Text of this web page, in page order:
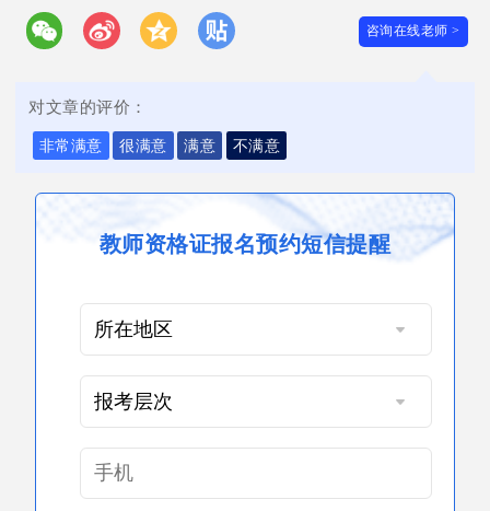
咨询在线老师 >
对文章的评价：
非常满意 很满意 满意 不满意
教师资格证报名预约短信提醒